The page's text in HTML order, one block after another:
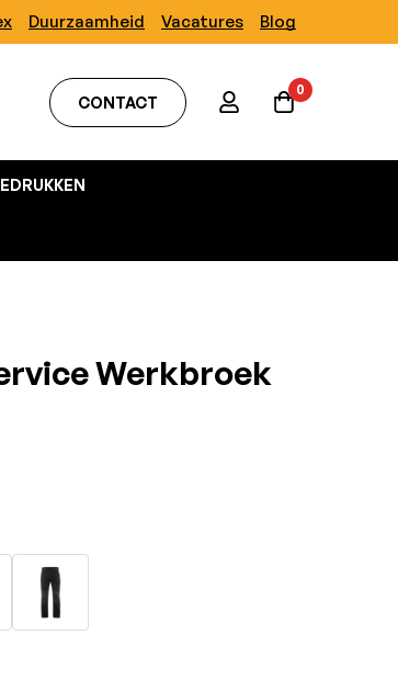
Duurzaamheid Vacatures Blog
CONTACT
0
Werkbroek